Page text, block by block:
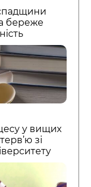
береже
у вищих
зі